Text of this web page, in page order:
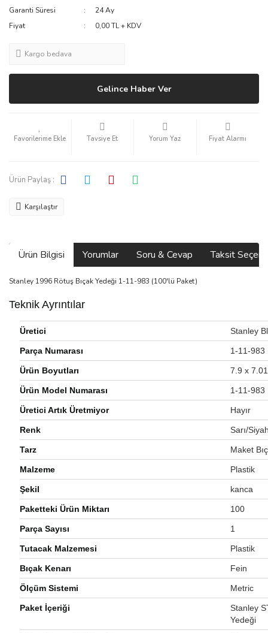
Garanti Süresi
24 Ay
Fiyat
0,00 TL + KDV
Kargo bedava
Gelince Haber Ver
Tavsiye Et Yorum Yaz Fiyat Alarmı
Ürün Paylaş :
Karşılaştır
Ürün Bilgisi Yorumlar Soru & Cevap Taksit
Stanley 1996 Rötuş Bıçak Yedeği 1-11-983 (100'lü Paket)
Teknik Ayrıntılar
Üretici ‎Stanley
Parça Numarası ‎1-11-983
Ürün Boyutları ‎7.9 x
Ürün Model Numarası ‎1-11-983
Üretici Artık Üretmiyor ‎Hayır
Renk ‎Sarı/
Tarz ‎Maket
Malzeme ‎Plastik
Şekil ‎kanca
Paketteki Ürün Miktarı ‎100
Parça Sayısı ‎1
Tutacak Malzemesi ‎Plastik
Bıçak Kenarı ‎Fein
Ölçüm Sistemi ‎Metric
Paket İçeriği
‎Stanley
Yedeği